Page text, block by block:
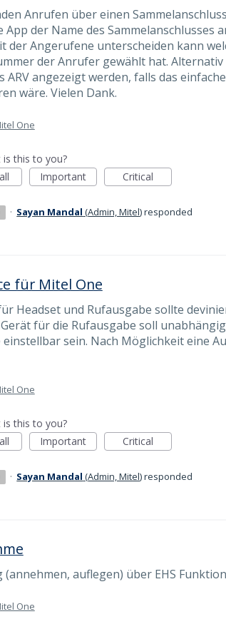
Anrufen über einen
App der Name des Sammelanschlusses
der Angerufene unterscheiden kann
der Anrufer gewählt hat.
ARV angezeigt werden, falls das
wäre. Vielen Dank.
One
this to you?
Important Critical
· Sayan Mandal (Admin, Mitel)responded
für Mitel One
Headset und Rufausgabe sollte
für die Rufausgabe soll
einstellbar sein. Nach Möglichkeit eine
One
this to you?
Important Critical
· Sayan Mandal (Admin, Mitel)responded
(annehmen, auflegen) über EHS
One